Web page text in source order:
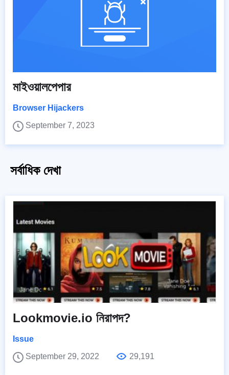
মাইওয়ালপেপার
Browser Hijackers
September 7, 2023
সর্বাধিক দেখা
Lookmovie.io নিরাপদ?
Issue
September 29, 2022
29,191